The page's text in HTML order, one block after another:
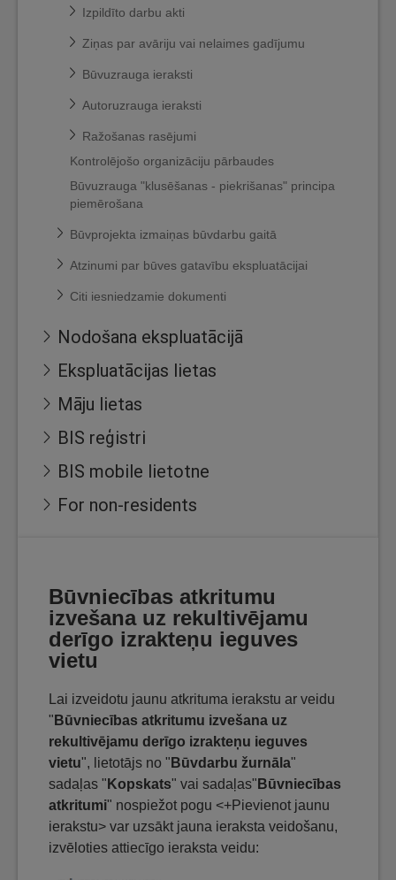
Izpildīto darbu akti
Ziņas par avāriju vai nelaimes gadījumu
Būvuzrauga ieraksti
Autoruzrauga ieraksti
Ražošanas rasējumi
Kontrolējošo organizāciju pārbaudes
Būvuzrauga "klusēšanas - piekrišanas" principa
piemērošana
Būvprojekta izmaiņas būvdarbu gaitā
Atzinumi par būves gatavību ekspluatācijai
Citi iesniedzamie dokumenti
Nodošana ekspluatācijā
Ekspluatācijas lietas
Māju lietas
BIS reģistri
BIS mobile lietotne
For non-residents
Būvniecības atkritumu
izvešana uz rekultivējamu
derīgo izrakteņu ieguves
vietu
Lai izveidotu jaunu atkrituma ierakstu ar veidu
" Būvniecības atkritumu izvešana uz
rekultivējamu derīgo izrakteņu ieguves
vietu", lietotājs no " Būvdarbu žurnāla"
sadaļas " Kopskats" vai sadaļas" Būvniecības
atkritumi" nospiežot pogu <+Pievienot jaunu
ierakstu> var uzsākt jauna ieraksta veidošanu,
izvēloties attiecīgo ieraksta veidu: